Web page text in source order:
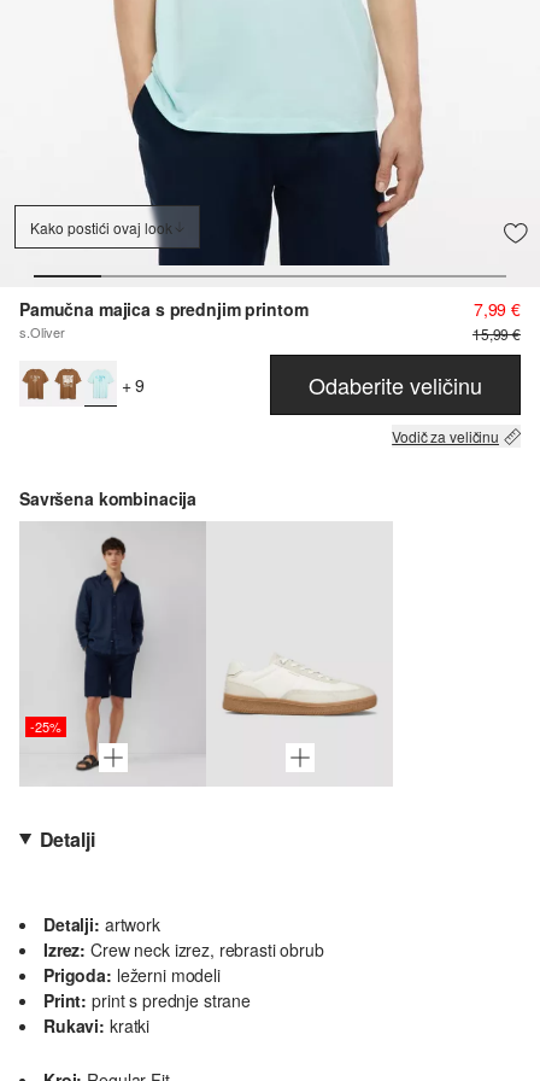
Kako postići ovaj look
Pamučna majica s prednjim printom
s.Oliver
7,99 €
15,99 €
+ 9 Odaberite veličinu
Vodič za veličinu
Savršena kombinacija
-25%
Detalji
Detalji: artwork
Izrez: Crew neck izrez, rebrasti obrub
Prigoda: ležerni modeli
Print: print s prednje strane
Rukavi: kratki